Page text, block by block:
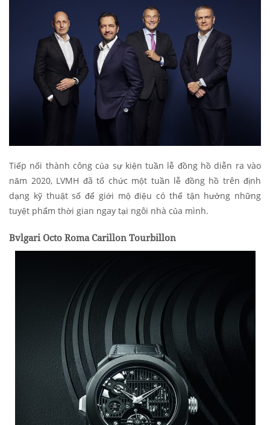
Tiếp nối thành công của sự kiện tuần lễ đồng hồ diễn ra vào
năm 2020, LVMH đã tổ chức một tuần lễ đồng hồ trên định
dạng kỹ thuật số để giới mộ điệu có thể tận hưởng những
tuyệt phẩm thời gian ngay tại ngôi nhà của mình.
Bvlgari Octo Roma Carillon Tourbillon